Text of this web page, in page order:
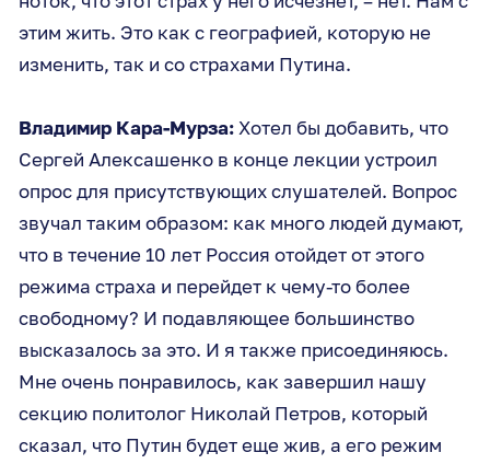
этим жить. Это как с географией, которую не
изменить, так и со страхами Путина.
Владимир Кара-Мурза:Хотел бы добавить, что
Сергей Алексашенко в конце лекции устроил
опрос для присутствующих слушателей. Вопрос
звучал таким образом: как много людей думают,
что в течение 10 лет Россия отойдет от этого
режима страха и перейдет к чему-то более
свободному? И подавляющее большинство
высказалось за это. И я также присоединяюсь.
Мне очень понравилось, как завершил нашу
секцию политолог Николай Петров, который
сказал, что Путин будет еще жив, а его режим